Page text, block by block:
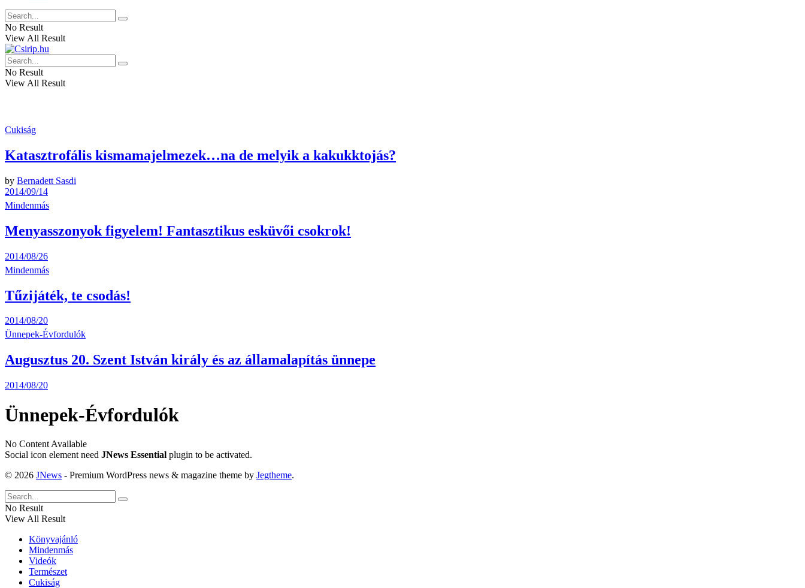
No Result
View All Result
No Result
View All Result
Cukiság
Katasztrofális kismamajelmezek…na de melyik a kakukktojás?
by Bernadett Sasdi
2014/09/14
Mindenmás
Menyasszonyok figyelem! Fantasztikus esküvői csokrok!
2014/08/26
Mindenmás
Tűzijáték, te csodás!
2014/08/20
Ünnepek-Évfordulók
Augusztus 20. Szent István király és az államalapítás ünnepe
2014/08/20
Ünnepek-Évfordulók
No Content Available
Social icon element need JNews Essential plugin to be activated.
© 2026 JNews - Premium WordPress news & magazine theme by Jegtheme.
No Result
View All Result
Könyvajánló
Mindenmás
Videók
Természet
Cukiság